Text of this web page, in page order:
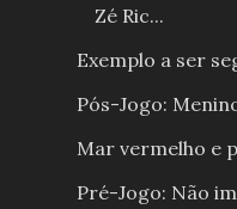
Zé Ric...
Exemplo a ser
Pós-Jogo:
Mar vermelho e
Pré-Jogo: Não